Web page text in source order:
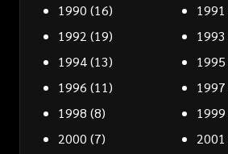
1990 (16) 1991
1992 (19) 1993
1994(13) 1995
1996 (11) 1997
1998 (8) 1999
2000 (7) 2001